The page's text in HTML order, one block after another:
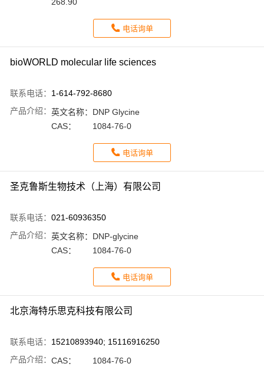
电话询单
bioWORLD molecular life sciences
联系电话： 1-614-792-8680
产品介绍： 英文名称： DNP Glycine
CAS：
1084-76-0
电话询单
圣克鲁斯生物技术（上海）有限公司
联系电话： 021-60936350
产品介绍： 英文名称： DNP-glycine
CAS：
1084-76-0
电话询单
北京海特乐思克科技有限公司
联系电话： 15210893940; 15116916250
产品介绍： CAS：
1084-76-0